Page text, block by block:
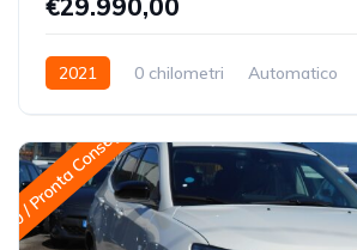
€29.990,00
2021 0 chilometri Automatico
Pronta Consegna